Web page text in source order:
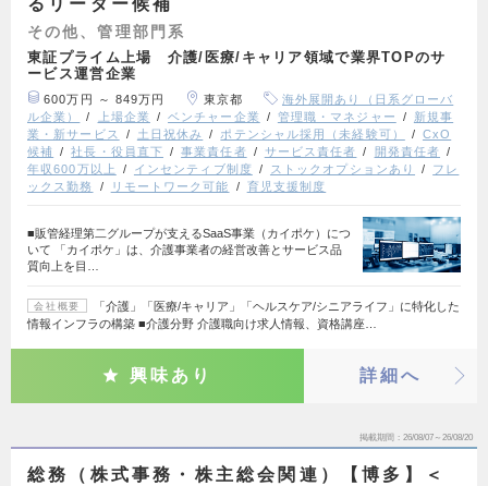
るリーダー候補
その他、管理部門系
東証プライム上場 介護/医療/キャリア領域で業界TOPのサ
ービス運営企業
600万円 ～ 849万円 東京都
海外展開あり（日系グローバ
ル企業）
上場企業 ベンチャー企業 管理職・マネジャー
新規事
業・新サービス
土日祝休み ポテンシャル採用（未経験可）
CxO
候補
社長・役員直下 事業責任者 サービス責任者
開発責任者
年収600万以上
インセンティブ制度 ストックオプションあり
フレ
ックス勤務
リモートワーク可能 育児支援制度
■販管経理第二グループが支えるSaaS事業（カイポケ）につ
いて 「カイポケ」は、介護事業者の経営改善とサービス品
質向上を目…
会社概要
「介護」「医療/キャリア」「ヘルスケア/シニアライフ」に特化した
情報インフラの構築 ■介護分野 介護職向け求人情報、資格講座…
興味あり 詳細へ
掲載期間 26/08/07～26/08/20
総務（株式事務・株主総会関連）【博多】＜